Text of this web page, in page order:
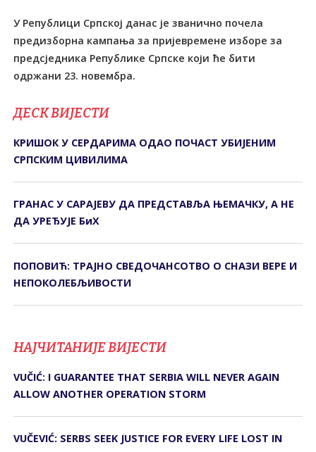
У Републици Српској данас је званично почела
предизборна кампања за пријевремене изборе за
предсједника Републике Српске који ће бити
одржани 23. новембра.
ДЕСК ВИЈЕСТИ
КРИШОК У СЕРДАРИМА ОДАО ПОЧАСТ УБИЈЕНИМ
СРПСКИМ ЦИВИЛИМА
ГРАНАС У САРАЈЕВУ ДА ПРЕДСТАВЉА ЊЕМАЧКУ, А НЕ
ДА УРЕЂУЈЕ БиХ
ПОПОВИЋ: ТРАЈНО СВЕДОЧАНСОТВО О СНАЗИ ВЕРЕ И
НЕПОКОЛЕБЉИВОСТИ
НАЈЧИТАНИЈЕ ВИЈЕСТИ
VUČIĆ: I GUARANTEE THAT SERBIA WILL NEVER AGAIN
ALLOW ANOTHER OPERATION STORM
VUČEVIĆ: SERBS SEEK JUSTICE FOR EVERY LIFE LOST IN